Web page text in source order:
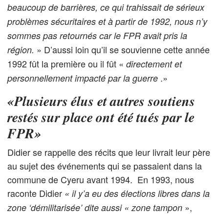
beaucoup de barrières, ce qui trahissait de sérieux
problèmes sécuritaires et à partir de 1992, nous n’y
sommes pas retournés car le FPR avait pris la
région. » D’aussi loin qu’il se souvienne cette année
1992 fût la première ou il fût « directement et
personnellement impacté par la guerre .»
«Plusieurs élus et autres soutiens
restés sur place ont été tués par le
FPR»
Didier se rappelle des récits que leur livrait leur père
au sujet des événements qui se passaient dans la
commune de Cyeru avant 1994. En 1993, nous
raconte Didier « il y’a eu des élections libres dans la
zone ‘démilitarisée’ dite aussi « zone tampon »,